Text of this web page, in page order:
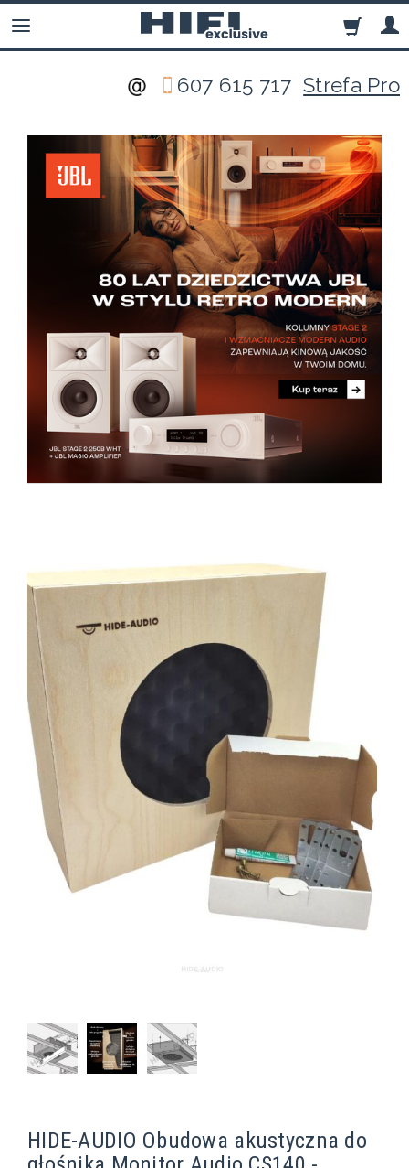
607 615 717Strefa Pro
HIDE-AUDIO Obudowa akustyczna do